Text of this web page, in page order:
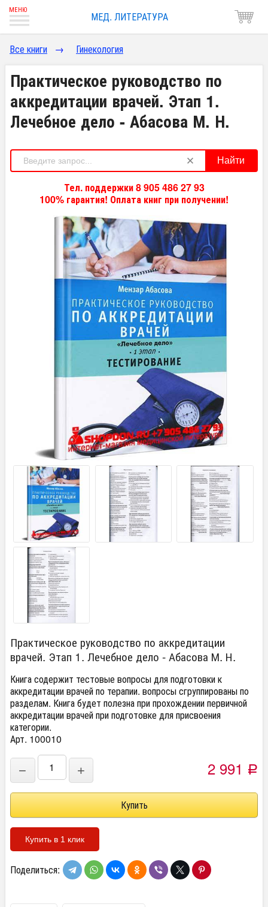
МЕД. ЛИТЕРАТУРА
Все книги → Гинекология
Практическое руководство по
аккредитации врачей. Этап 1.
Лечебное дело - Абасова М. Н.
Найти
Тел. поддержки 8 905 486 27 93
100% гарантия! Оплата книг при получении!
Практическое руководство по аккредитации
врачей. Этап 1. Лечебное дело - Абасова М. Н.
Книга содержит тестовые вопросы для подготовки к
аккредитации врачей по терапии. вопросы сгруппированы по
разделам. Книга будет полезна при прохождении первичной
аккредитации врачей при подготовке для присвоения
категории.
Арт. 100010
− + 2 991 Р
Купить в 1 клик
Поделиться: